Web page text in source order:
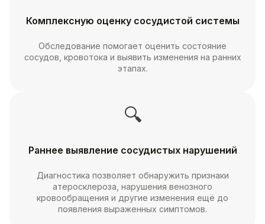
Комплексную оценку сосудистой системы
Обследование помогает оценить состояние
сосудов, кровотока и выявить изменения на ранних
этапах.
🔍
Раннее выявление сосудистых нарушений
Диагностика позволяет обнаружить признаки
атеросклероза, нарушения венозного
кровообращения и другие изменения ещё до
появления выраженных симптомов.